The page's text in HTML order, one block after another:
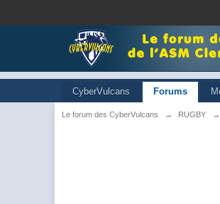
CyberVulcans Forums
Le forum des CyberVulcans → RUGBY →